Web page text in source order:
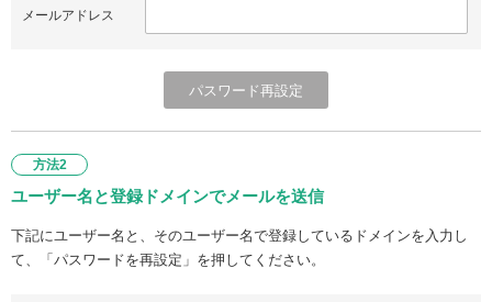
メールアドレス
方法2
ユーザー名と登録ドメインでメールを送信
下記にユーザー名と、そのユーザー名で登録しているドメインを入力し
て、「パスワードを再設定」を押してください。